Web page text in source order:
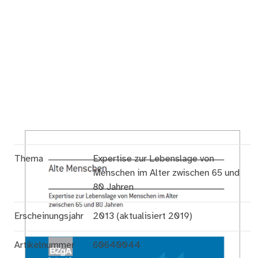
Thema
Expertise zur Lebenslage von
Menschen im Alter zwischen 65 und
80 Jahren
Erscheinungsjahr 2013 (aktualisiert 2019)
Artikelnummer 60640044